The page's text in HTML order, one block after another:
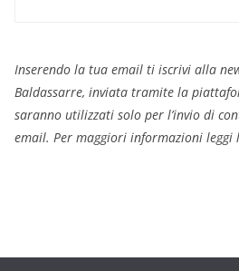
Inserendo la tua email ti iscrivi alla
Baldassarre, inviata tramite la
saranno utilizzati solo per l’invio di
email. Per maggiori informazioni leggi